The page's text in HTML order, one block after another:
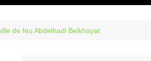
de feu Abdelhadi Belkhayat